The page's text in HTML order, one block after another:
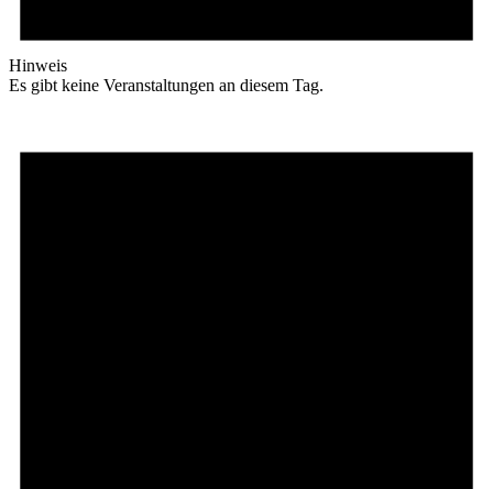
Hinweis
Es gibt keine Veranstaltungen an diesem Tag.